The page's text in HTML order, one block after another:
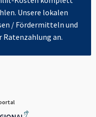
Unsere lokalen
/ Fördermitteln und
Ratenzahlung an.